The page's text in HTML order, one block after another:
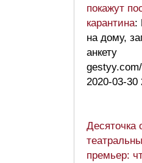
покажут
карантина:
на дому,
анкету
2020-03-30
Десяточка
премьер: